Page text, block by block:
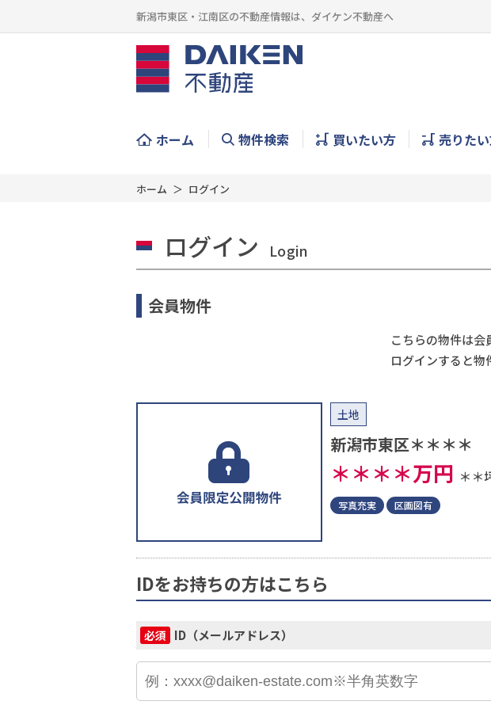
新潟市東区・江南区の不動産情報は、ダイケン不動産へ
ホーム 物件検索 買いたい方 売りた
ホーム ログイン
ログイン Login
会員物件
こちらの物件は会
ログインすると物
土地
新潟市東区＊＊＊＊
＊＊＊＊万円 ＊＊
写真充実 区画図有
IDをお持ちの方はこちら
必須 ID（メールアドレス）